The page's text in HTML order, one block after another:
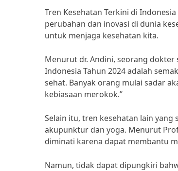
Tren Kesehatan Terkini di
perubahan dan inovasi di dunia
untuk menjaga kesehatan kita.
Menurut dr. Andini, seorang dokter
Indonesia Tahun 2024 adalah
sehat. Banyak orang mulai sadar
kebiasaan merokok.”
Selain itu, tren kesehatan lain
akupunktur dan yoga. Menurut
diminati karena dapat membantu
Namun, tidak dapat dipungkiri